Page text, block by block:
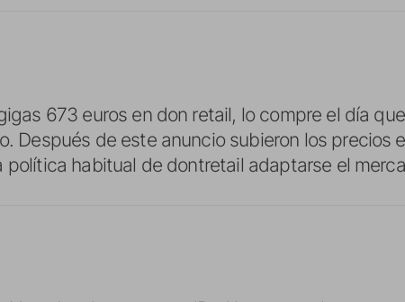
673 euros en don retail, lo compre el día
Después de este anuncio subieron los precios
política habitual de dontretail adaptarse el